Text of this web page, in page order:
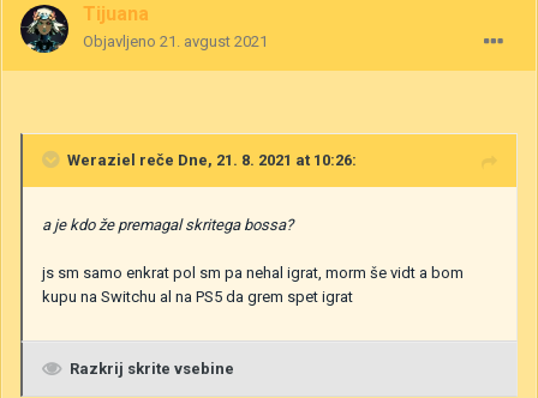
Tijuana
Objavljeno 21. avgust 2021
Weraziel reče Dne, 21. 8. 2021 at 10:26:
a je kdo že premagal skritega bossa?
js sm samo enkrat pol sm pa nehal igrat, morm še vidt a bom
kupu na Switchu al na PS5 da grem spet igrat
Razkrij skrite vsebine